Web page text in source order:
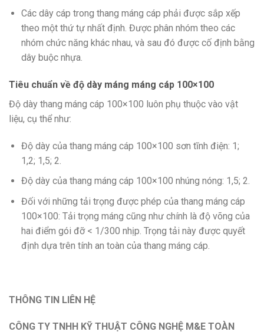
Các dây cáp trong thang máng cáp phải được sắp xếp
theo một thứ tự nhất định. Được phân nhóm theo các
nhóm chức năng khác nhau, và sau đó được cố định bằng
dây buộc nhựa.
Tiêu chuẩn về độ dày máng máng cáp 100×100
Độ dày thang máng cáp 100×100 luôn phụ thuộc vào vật
liệu, cụ thể như:
Độ dày của thang máng cáp 100×100 sơn tĩnh điện: 1;
1,2; 1,5; 2.
Độ dày của thang máng cáp 100×100 nhúng nóng: 1,5; 2.
Đối với những tải trọng được phép của thang máng cáp
100×100: Tải trọng máng cũng như chính là độ võng của
hai điểm gói đỡ < 1/300 nhịp. Trọng tải này được quyết
định dựa trên tính an toàn của thang máng cáp.
THÔNG TIN LIÊN HỆ
CÔNG TY TNHH KỸ THUẬT CÔNG NGHỆ M&E TOÀN